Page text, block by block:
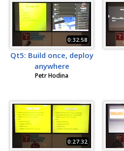
0:32:58
Qt5: Build once, deploy
anywhere
Petr Hodina
0:27:32